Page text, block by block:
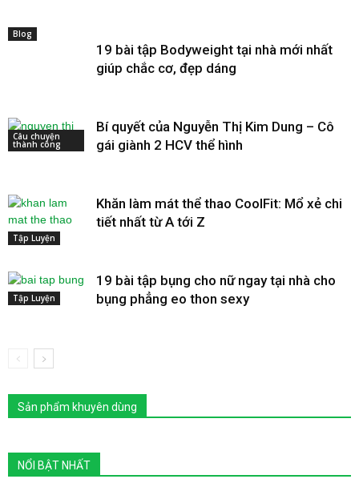
Blog
19 bài tập Bodyweight tại nhà mới nhất
giúp chắc cơ, đẹp dáng
Câu chuyện
thành công
Bí quyết của Nguyễn Thị Kim Dung – Cô
gái giành 2 HCV thể hình
Tập Luyện
Khăn làm mát thể thao CoolFit: Mổ xẻ chi
tiết nhất từ A tới Z
Tập Luyện
19 bài tập bụng cho nữ ngay tại nhà cho
bụng phẳng eo thon sexy
Sản phẩm khuyên dùng
NỔI BẬT NHẤT